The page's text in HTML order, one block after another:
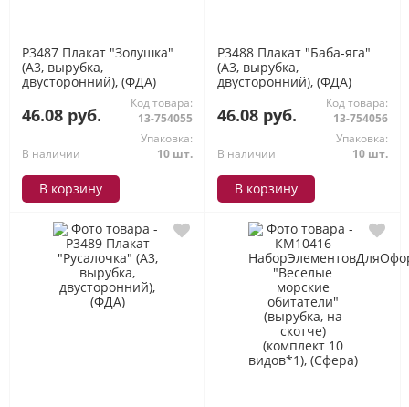
P3487 Плакат "Золушка"
(А3, вырубка,
двусторонний), (ФДА)
46.08 руб.
Код товара:
13-754055
В наличии
Упаковка:
10 шт.
В корзину
P3488 Плакат "Баба-яга"
(А3, вырубка,
двусторонний), (ФДА)
46.08 руб.
Код товара:
13-754056
В наличии
Упаковка:
10 шт.
В корзину